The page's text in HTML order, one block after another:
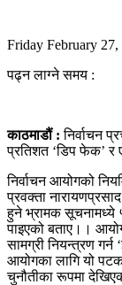
Friday February 27,
पढ्न लाग्ने समय :
काठमाडौं : निर्वाचन
प्रतिशत ‘डिप फेक’
निर्वाचन आयोगको
प्रवक्ता
हुने भ्रामक सूचनामध्ये
पाइएको बताए।।
सामग्री नियन्त्रण
आयोगका लागि यो
चुनौतीका रूपमा